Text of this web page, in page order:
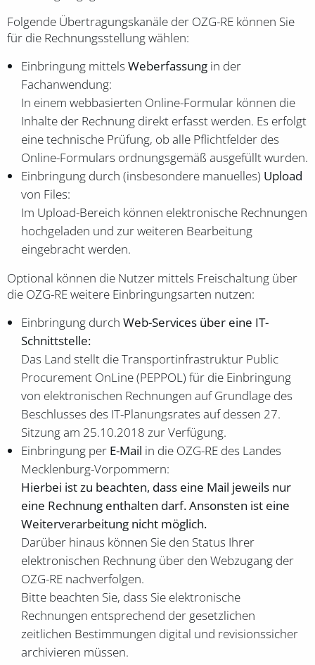
Folgende Übertragungskanäle der OZG-RE können Sie
für die Rechnungsstellung wählen:
Einbringung mittelsWeberfassung in der
Fachanwendung:
In einem webbasierten Online-Formular können die
Inhalte der Rechnung direkt erfasst werden. Es erfolgt
eine technische Prüfung, ob alle Pflichtfelder des
Online-Formulars ordnungsgemäß ausgefüllt wurden.
Einbringung durch (insbesondere manuelles) Upload
von Files:
Im Upload-Bereich können elektronische Rechnungen
hochgeladen und zur weiteren Bearbeitung
eingebracht werden.
Optional können die Nutzer mittels Freischaltung über
die OZG-RE weitere Einbringungsarten nutzen:
Einbringung durch Web-Services über eine IT-
Schnittstelle:
Das Land stellt die Transportinfrastruktur Public
Procurement OnLine (PEPPOL) für die Einbringung
von elektronischen Rechnungen auf Grundlage des
Beschlusses des IT-Planungsrates auf dessen 27.
Sitzung am 25.10.2018 zur Verfügung.
Einbringung per E-Mail in die OZG-RE des Landes
Mecklenburg-Vorpommern:
Hierbei ist zu beachten, dass eine Mail jeweils nur
eine Rechnung enthalten darf. Ansonsten ist eine
Weiterverarbeitung nicht möglich.
Darüber hinaus können Sie den Status Ihrer
elektronischen Rechnung über den Webzugang der
OZG-RE nachverfolgen.
Bitte beachten Sie, dass Sie elektronische
Rechnungen entsprechend der gesetzlichen
zeitlichen Bestimmungen digital und revisionssicher
archivieren müssen.